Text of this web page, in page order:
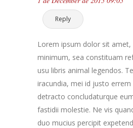
Reply
Lorem ipsum dolor sit
minimum, sea constituam
usu libris animal legendos.
iracundia, mei id justo
detracto concludaturque
fastidii molestie. Ne vis
duo mucius percipit